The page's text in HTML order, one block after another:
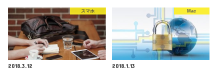
スマホ
2018.3.12
Mac
2018.1.13